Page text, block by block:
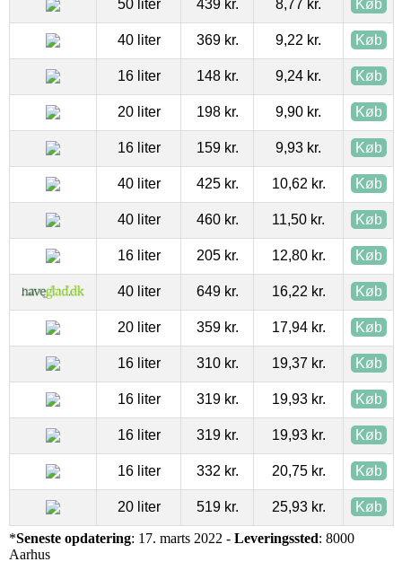
50 liter 439 kr. 8,77 kr. Køb
40 liter 369 kr. 9,22 kr. Køb
16 liter 148 kr. 9,24 kr. Køb
20 liter 198 kr. 9,90 kr. Køb
16 liter 159 kr. 9,93 kr. Køb
40 liter 425 kr. 10,62 kr. Køb
40 liter 460 kr. 11,50 kr. Køb
16 liter 205 kr. 12,80 kr. Køb
40 liter 649 kr. 16,22 kr. Køb
20 liter 359 kr. 17,94 kr. Køb
16 liter 310 kr. 19,37 kr. Køb
16 liter 319 kr. 19,93 kr. Køb
16 liter 319 kr. 19,93 kr. Køb
16 liter 332 kr. 20,75 kr. Køb
20 liter 519 kr. 25,93 kr. Køb
*Seneste opdatering: 17. marts 2022 - Leveringssted: 8000
Aarhus